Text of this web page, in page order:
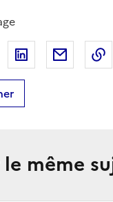
sur Facebook
Partager sur XPartager sur
le même